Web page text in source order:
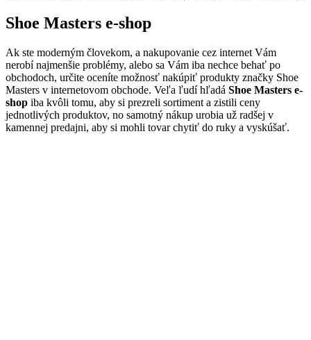
Shoe Masters e-shop
Ak ste moderným človekom, a nakupovanie cez internet Vám
nerobí najmenšie problémy, alebo sa Vám iba nechce behať po
obchodoch, určite oceníte možnosť nakúpiť produkty značky Shoe
Masters v internetovom obchode. Veľa ľudí hľadá Shoe Masters e-
shop iba kvôli tomu, aby si prezreli sortiment a zistili ceny
jednotlivých produktov, no samotný nákup urobia už radšej v
kamennej predajni, aby si mohli tovar chytiť do ruky a vyskúšať.